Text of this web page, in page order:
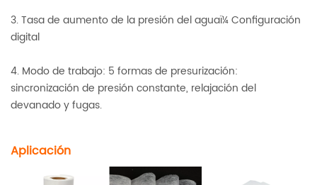
3. Tasa de aumento de la presión del aguaï¼ Configuración
digital
4. Modo de trabajo: 5 formas de presurización:
sincronización de presión constante, relajación del
devanado y fugas.
Aplicación